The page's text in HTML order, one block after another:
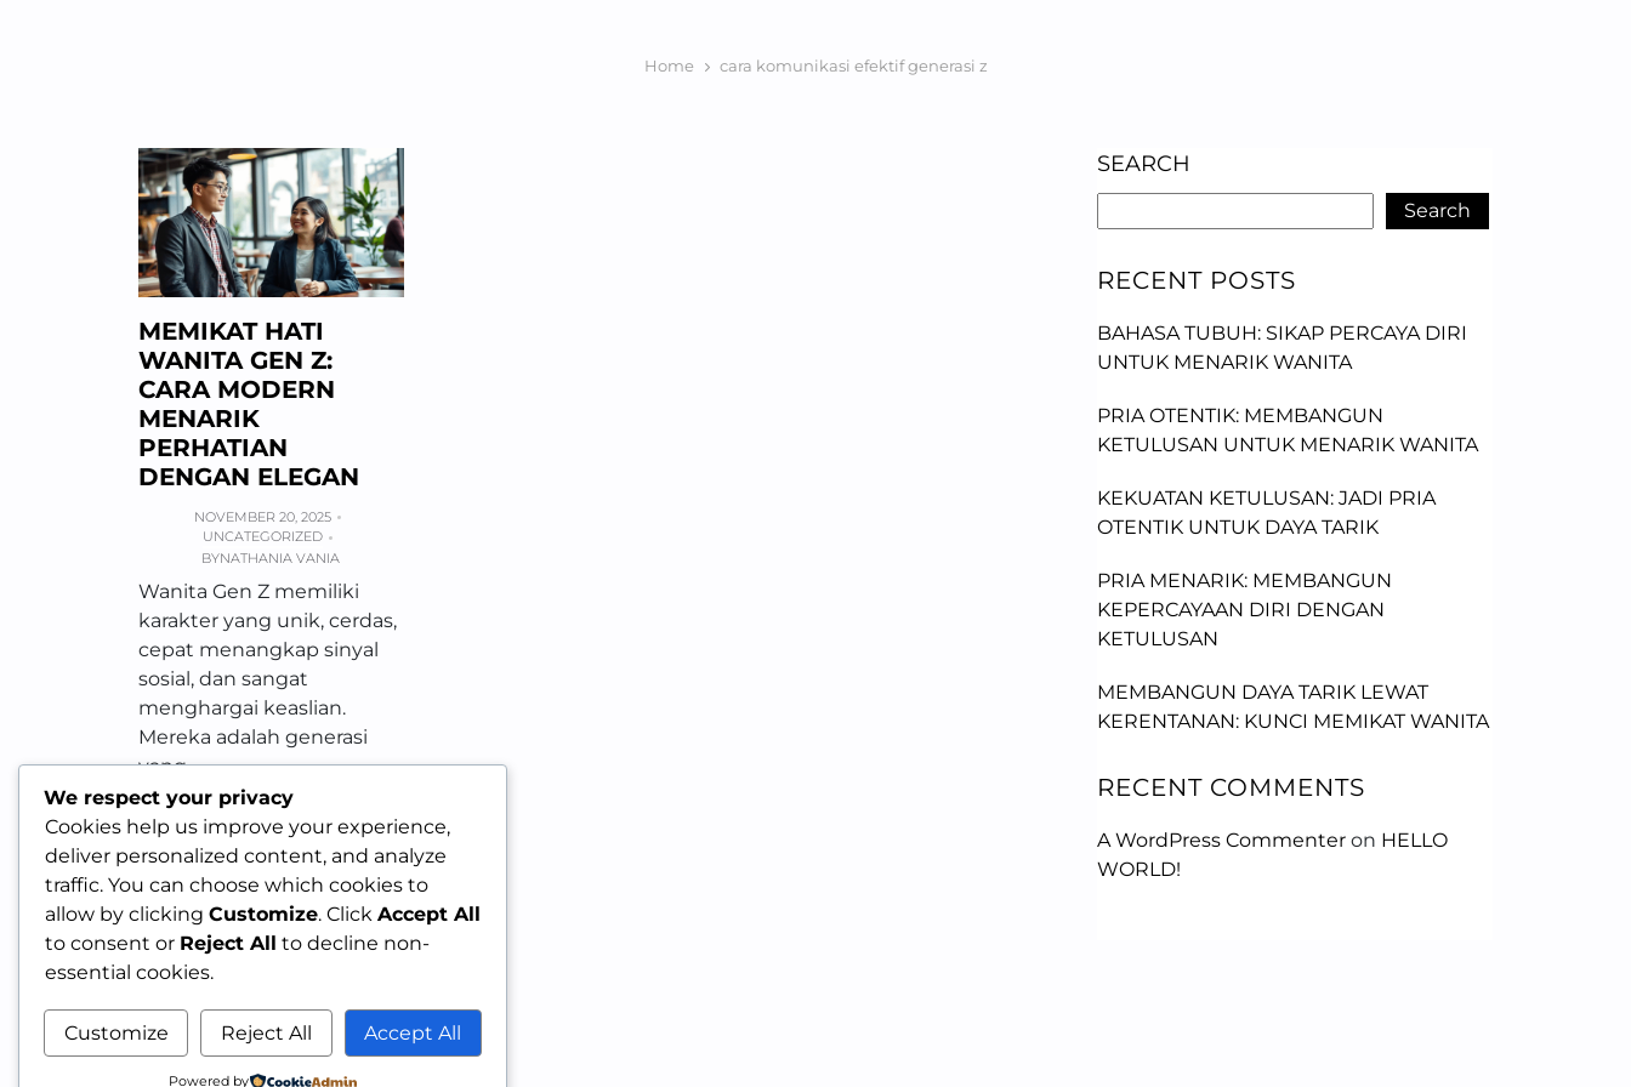
Home cara komunikasi efektif generasi z
MEMIKAT HATI
WANITA GEN Z:
CARA MODERN
MENARIK
PERHATIAN
DENGAN ELEGAN
NOVEMBER 20, 2025
UNCATEGORIZED
BYNATHANIA VANIA
Wanita Gen Z memiliki
karakter yang unik, cerdas,
cepat menangkap sinyal
sosial, dan sangat
menghargai keaslian.
Mereka adalah generasi
yang…
SEARCH
Search
RECENT POSTS
BAHASA TUBUH: SIKAP PERCAYA DIRI
UNTUK MENARIK WANITA
PRIA OTENTIK: MEMBANGUN
KETULUSAN UNTUK MENARIK WANITA
KEKUATAN KETULUSAN: JADI PRIA
OTENTIK UNTUK DAYA TARIK
PRIA MENARIK: MEMBANGUN
KEPERCAYAAN DIRI DENGAN
KETULUSAN
MEMBANGUN DAYA TARIK LEWAT
KERENTANAN: KUNCI MEMIKAT WANITA
RECENT COMMENTS
A WordPress Commenter on HELLO
WORLD!
We respect your privacy
Cookies help us improve your experience,
deliver personalized content, and analyze
traffic. You can choose which cookies to
allow by clicking Customize. Click Accept All
to consent or Reject All to decline non-
essential cookies.
Customize Reject All Accept All
Powered by